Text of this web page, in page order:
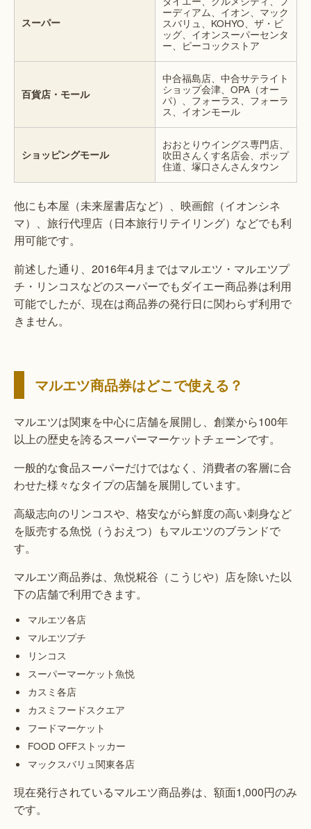
スーパー
ーディアム、イオン、マック
スバリュ、KOHYO、ザ・ビ
ッグ、イオンスーパーセンタ
ー、ピーコックストア
百貨店・モール
中合福島店、中合サテライト
ショップ会津、OPA（オー
パ）、フォーラス、フォーラ
ス、イオンモール
ショッピングモール
おおとりウイングス専門店、
吹田さんくす名店会、ポップ
住道、塚口さんさんタウン
他にも本屋（未来屋書店など）、映画館（イオンシネ
マ）、旅行代理店（日本旅行リテイリング）などでも利
用可能です。
前述した通り、2016年4月まではマルエツ・マルエツプ
チ・リンコスなどのスーパーでもダイエー商品券は利用
可能でしたが、現在は商品券の発行日に関わらず利用で
きません。
マルエツ商品券はどこで使える？
マルエツは関東を中心に店舗を展開し、創業から100年
以上の歴史を誇るスーパーマーケットチェーンです。
一般的な食品スーパーだけではなく、消費者の客層に合
わせた様々なタイプの店舗を展開しています。
高級志向のリンコスや、格安ながら鮮度の高い刺身など
を販売する魚悦（うおえつ）もマルエツのブランドで
す。
マルエツ商品券は、魚悦糀谷（こうじや）店を除いた以
下の店舗で利用できます。
マルエツ各店
マルエツプチ
リンコス
スーパーマーケット魚悦
カスミ各店
カスミフードスクエア
フードマーケット
FOOD OFFストッカー
マックスバリュ関東各店
現在発行されているマルエツ商品券は、額面1,000円のみ
です。